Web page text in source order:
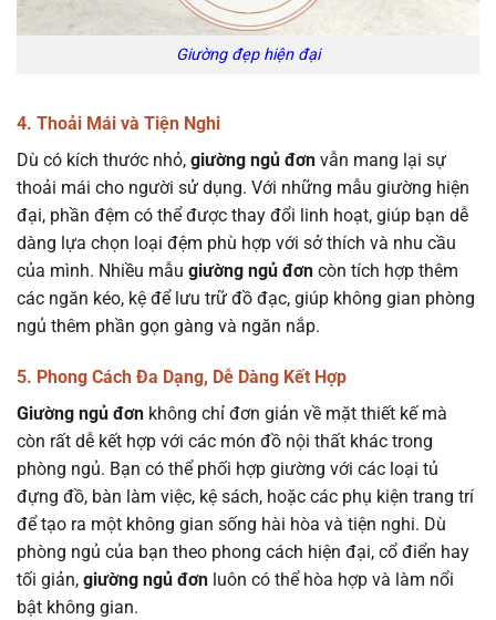
Giường đẹp hiện đại
4. Thoải Mái và Tiện Nghi
Dù có kích thước nhỏ, giường ngủ đơn vẫn mang lại sự
thoải mái cho người sử dụng. Với những mẫu giường hiện
đại, phần đệm có thể được thay đổi linh hoạt, giúp bạn dễ
dàng lựa chọn loại đệm phù hợp với sở thích và nhu cầu
của mình. Nhiều mẫu giường ngủ đơn còn tích hợp thêm
các ngăn kéo, kệ để lưu trữ đồ đạc, giúp không gian phòng
ngủ thêm phần gọn gàng và ngăn nắp.
5. Phong Cách Đa Dạng, Dễ Dàng Kết Hợp
Giường ngủ đơn không chỉ đơn giản về mặt thiết kế mà
còn rất dễ kết hợp với các món đồ nội thất khác trong
phòng ngủ. Bạn có thể phối hợp giường với các loại tủ
đựng đồ, bàn làm việc, kệ sách, hoặc các phụ kiện trang trí
để tạo ra một không gian sống hài hòa và tiện nghi. Dù
phòng ngủ của bạn theo phong cách hiện đại, cổ điển hay
tối giản, giường ngủ đơn luôn có thể hòa hợp và làm nổi
bật không gian.